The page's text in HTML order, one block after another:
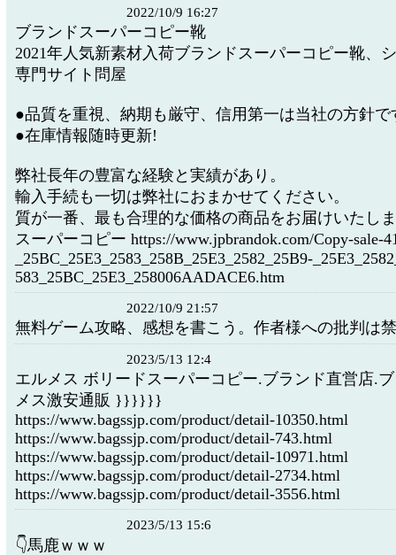
2022/10/9 16:27
ブランドスーパーコピー靴
2021年人気新素材入荷ブランドスーパーコピー靴、
専門サイト問屋
●品質を重視、納期も厳守、信用第一は当社の方針で
●在庫情報随時更新!
弊社長年の豊富な経験と実績があり。
輸入手続も一切は弊社におまかせてください。
質が一番、最も合理的な価格の商品をお届けいたし
スーパーコピー https://www.jpbrandok.com/Copy-sale-
_25BC_25E3_2583_258B_25E3_2582_25B9-
583_25BC_25E3_258006AADACE6.htm
2022/10/9 21:57
無料ゲーム攻略、感想を書こう。作者様への批判は
2023/5/13 12:4
エルメス ボリードスーパーコピー.ブランド直営店.
メス激安通販 }}}}}}
https://www.bagssjp.com/product/detail-10350.html
https://www.bagssjp.com/product/detail-743.html
https://www.bagssjp.com/product/detail-10971.html
https://www.bagssjp.com/product/detail-2734.html
https://www.bagssjp.com/product/detail-3556.html
2023/5/13 15:6
👇馬鹿ｗｗｗ